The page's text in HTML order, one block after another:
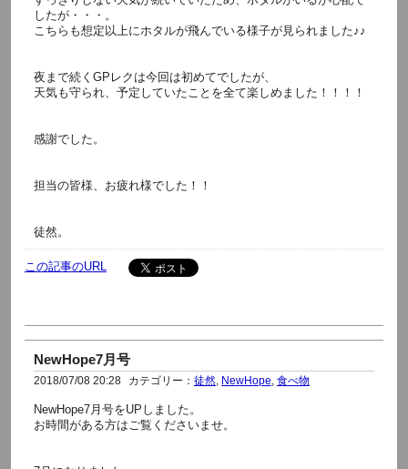
したが・・・。
こちらも想定以上にホタルが飛んでいる様子が見られました♪♪
夜まで続くGPレクは今回は初めてでしたが、
天気も守られ、予定していたことを全て楽しめました！！！！
感謝でした。
担当の皆様、お疲れ様でした！！
徒然。
この記事のURL
NewHope7月号
2018/07/08 20:28 カテゴリー： 徒然, NewHope 食べ物
NewHope7月号をUPしました。
お時間がある方はご覧くださいませ。